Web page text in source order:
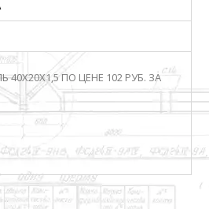
ПО ЦЕНЕ 102 РУБ. ЗА